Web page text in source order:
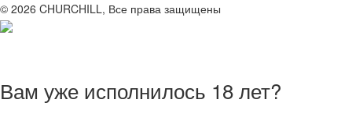
© 2026 CHURCHILL, Все права защищены
Вам уже исполнилось 18 лет?